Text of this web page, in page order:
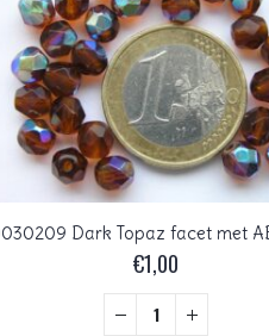
€1,00